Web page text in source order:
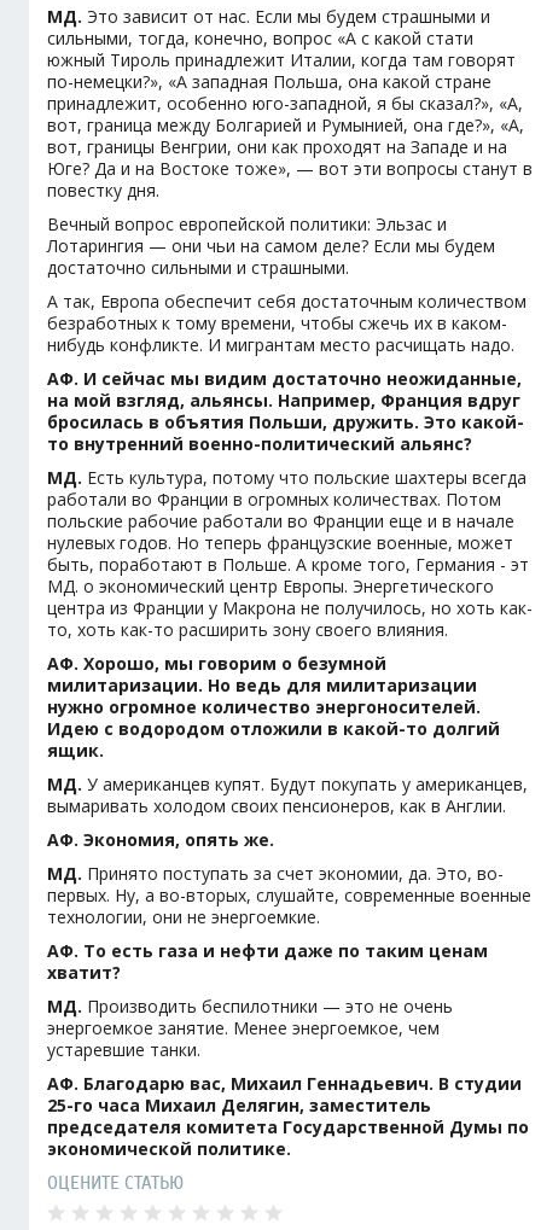
МД. Это зависит от нас. Если мы будем страшными и
сильными, тогда, конечно, вопрос «А с какой стати
южный Тироль принадлежит Италии, когда там говорят
по-немецки?», «А западная Польша, она какой стране
принадлежит, особенно юго-западной, я бы сказал?», «А,
вот, граница между Болгарией и Румынией, она где?», «А,
вот, границы Венгрии, они как проходят на Западе и на
Юге? Да и на Востоке тоже», — вот эти вопросы станут в
повестку дня.
Вечный вопрос европейской политики: Эльзас и
Лотарингия — они чьи на самом деле? Если мы будем
достаточно сильными и страшными.
А так, Европа обеспечит себя достаточным количеством
безработных к тому времени, чтобы сжечь их в каком-
нибудь конфликте. И мигрантам место расчищать надо.
АФ. И сейчас мы видим достаточно неожиданные,
на мой взгляд, альянсы. Например, Франция вдруг
бросилась в объятия Польши, дружить. Это какой-
то внутренний военно-политический альянс?
МД. Есть культура, потому что польские шахтеры всегда
работали во Франции в огромных количествах. Потом
польские рабочие работали во Франции еще и в начале
нулевых годов. Но теперь французские военные, может
быть, поработают в Польше. А кроме того, Германия - эт
МД. о экономический центр Европы. Энергетического
центра из Франции у Макрона не получилось, но хоть как-
то, хоть как-то расширить зону своего влияния.
АФ. Хорошо, мы говорим о безумной
милитаризации. Но ведь для милитаризации
нужно огромное количество энергоносителей.
Идею с водородом отложили в какой-то долгий
ящик.
МД. У американцев купят. Будут покупать у американцев,
вымаривать холодом своих пенсионеров, как в Англии.
АФ. Экономия, опять же.
МД. Принято поступать за счет экономии, да. Это, во-
первых. Ну, а во-вторых, слушайте, современные военные
технологии, они не энергоемкие.
АФ. То есть газа и нефти даже по таким ценам
хватит?
МД. Производить беспилотники — это не очень
энергоемкое занятие. Менее энергоемкое, чем
устаревшие танки.
АФ. Благодарю вас, Михаил Геннадьевич. В студии
25-го часа Михаил Делягин, заместитель
председателя комитета Государственной Думы по
экономической политике.
ОЦЕНИТЕ СТАТЬЮ